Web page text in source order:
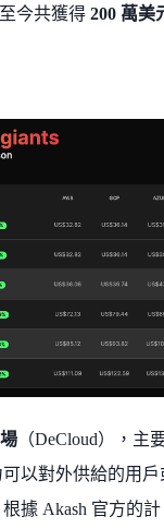
至今共獲得 200 萬美
（DeCloud），主
以對外供給的用戶
根據 Akash 官方的計